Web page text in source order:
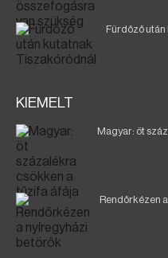
Fürdőző
KIEMELT
Magyar: öt
Rendőrkézen